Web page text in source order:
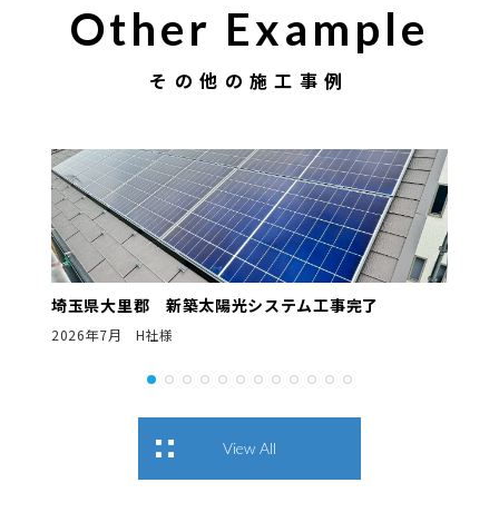
Other Example
その他の施工事例
埼玉県大里郡 新築太陽光システム工事完了
2026年7月 H社様
View All